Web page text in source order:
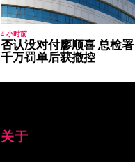
4 小时前
否认没对付廖顺喜 总检
千万罚单后获撤控
关于